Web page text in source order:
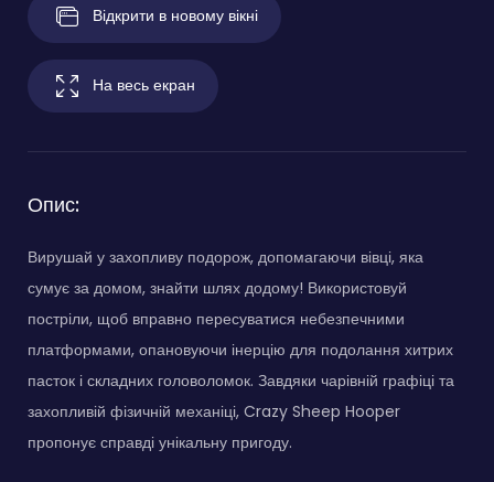
Відкрити в новому вікні
На весь екран
Опис:
Вирушай у захопливу подорож, допомагаючи вівці, яка
сумує за домом, знайти шлях додому! Використовуй
постріли, щоб вправно пересуватися небезпечними
платформами, опановуючи інерцію для подолання хитрих
пасток і складних головоломок. Завдяки чарівній графіці та
захопливій фізичній механіці, Crazy Sheep Hooper
пропонує справді унікальну пригоду.